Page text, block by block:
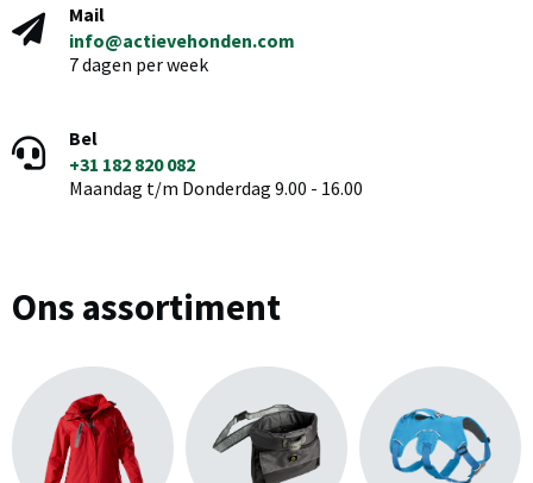
Mail
info@actievehonden.com
7 dagen per week
Bel
+31 182 820 082
Maandag t/m Donderdag 9.00 - 16.00
Ons assortiment